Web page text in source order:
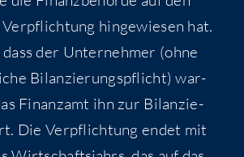
hin­ge­wie­sen hat.
der Unter­neh­mer (ohne
Bilan­zie­rungs­pflicht) war­
Finanz­amt ihn zur Bilan­zie­
Die Ver­pflich­tung endet mit